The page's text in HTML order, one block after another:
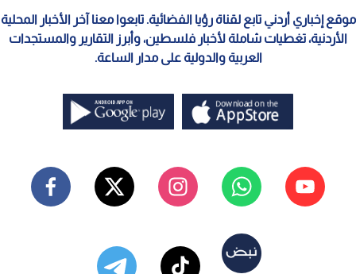
موقع إخباري أردني تابع لقناة رؤيا الفضائية. تابعوا معنا آخر الأخبار المحلية
الأردنية، تغطيات شاملة لأخبار فلسطين، وأبرز التقارير والمستجدات
العربية والدولية على مدار الساعة.